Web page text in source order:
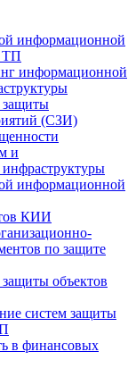
информационной
ТП
информационной
защиты
(СЗИ)
и
информационной
КИИ
по защите
объектов
систем защиты
в финансовых